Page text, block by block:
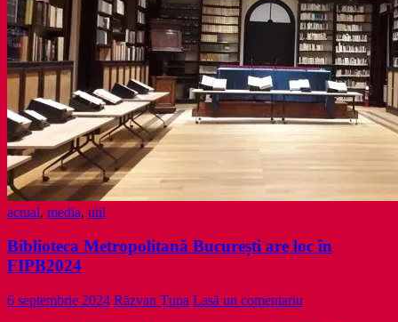
actual, media, util
Biblioteca Metropolitană București are loc în
FIPB2024
6 septembrie 2024 Răzvan Țupa Lasă un comentariu